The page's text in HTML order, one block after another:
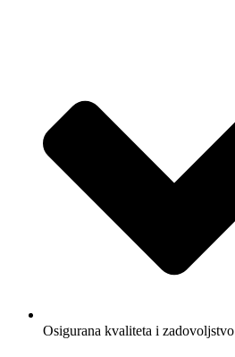
Osigurana kvaliteta i zadovoljstvo